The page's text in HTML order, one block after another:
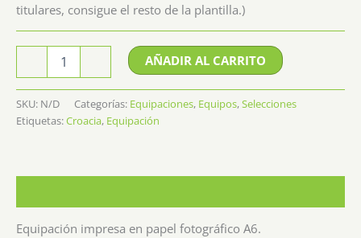
titulares, consigue el resto de la plantilla.)
AÑADIR AL CARRITO
SKU: N/D Categorías: Equipaciones, Equipos,Selecciones
Etiquetas:Croacia, Equipación
Equipación impresa en papel fotográfico A6.